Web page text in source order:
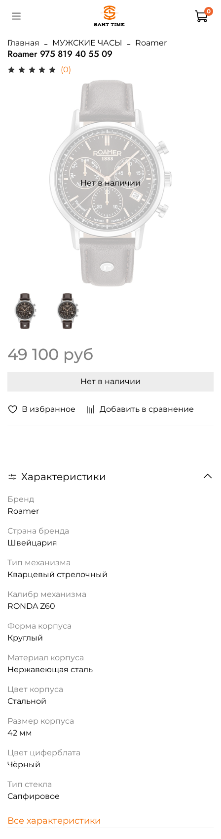
0
Главная МУЖСКИЕ ЧАСЫ Roamer
Roamer 975 819 40 55 09
(0)
В избранное Добавить в сравнение
Нет в наличии
49 100 руб
Нет в наличии
Характеристики
Бренд
Roamer
Страна бренда
Швейцария
Тип механизма
Кварцевый стрелочный
Калибр механизма
RONDA Z60
Форма корпуса
Круглый
Материал корпуса
Нержавеющая сталь
Цвет корпуса
Стальной
Размер корпуса
42 мм
Цвет циферблата
Чёрный
Тип стекла
Сапфировое
Все характеристики